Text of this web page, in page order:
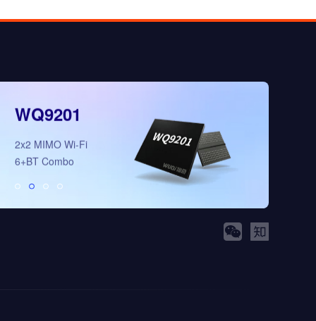
WQ9201
2x2 MIMO Wi-Fi
6+BT Combo